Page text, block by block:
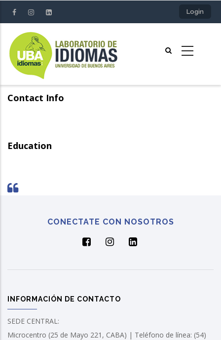
contenido
principal
Login
Contact Info
Education
CONECTATE CON NOSOTROS
INFORMACIÓN DE CONTACTO
SEDE CENTRAL:
Microcentro (25 de Mayo 221, CABA) | Teléfono de línea: (54)